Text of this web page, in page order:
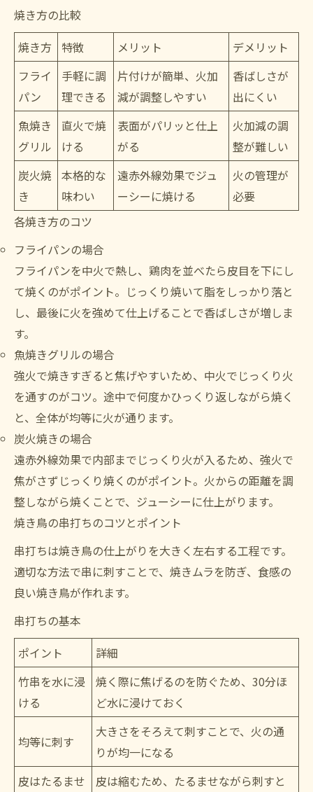
焼き方の比較
焼き方
特徴 メリット
デメリット
フライ
パン
手軽に調
理できる
片付けが簡単、火加
減が調整しやすい
香ばしさが
出にくい
魚焼き
グリル
直火で焼
ける
表面がパリッと仕上
がる
火加減の調
整が難しい
炭火焼
き
本格的な
味わい
遠赤外線効果でジュ
ーシーに焼ける
火の管理が
必要
各焼き方のコツ
フライパンの場合
フライパンを中火で熱し、鶏肉を並べたら皮目を下にし
て焼くのがポイント。じっくり焼いて脂をしっかり落と
し、最後に火を強めて仕上げることで香ばしさが増しま
す。
魚焼きグリルの場合
強火で焼きすぎると焦げやすいため、中火でじっくり火
を通すのがコツ。途中で何度かひっくり返しながら焼く
と、全体が均等に火が通ります。
炭火焼きの場合
遠赤外線効果で内部までじっくり火が入るため、強火で
焦がさずじっくり焼くのがポイント。火からの距離を調
整しながら焼くことで、ジューシーに仕上がります。
焼き鳥の串打ちのコツとポイント
串打ちは焼き鳥の仕上がりを大きく左右する工程です。
適切な方法で串に刺すことで、焼きムラを防ぎ、食感の
良い焼き鳥が作れます。
串打ちの基本
ポイント
詳細
竹串を水に浸
ける
焼く際に焦げるのを防ぐため、30分ほ
ど水に浸けておく
均等に刺す
大きさをそろえて刺すことで、火の通
りが均一になる
皮はたるませ
皮は縮むため、たるませながら刺すと